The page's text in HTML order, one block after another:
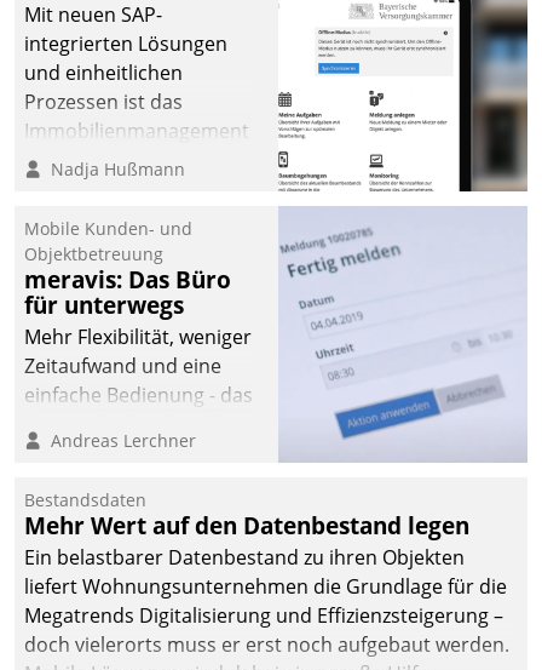
Mit neuen SAP-
integrierten Lösungen
und einheitlichen
Prozessen ist das
Immobilienmanagement
der Bayerischen
Ressort Kapitalanlage für
künftige Aufgaben und
Herausforderungen
gerüstet.
Nadja Hußmann
Mobile Kunden- und
Objektbetreuung
meravis: Das Büro
für unterwegs
Mehr Flexibilität, weniger
Zeitaufwand und eine
einfache Bedienung - das
Cockpit für mobile
Datatrain. Die meravis
Wohnungsbau- und
Immobilien GmbH hat
sich dabei für den Betrieb
der Lösung über die SAP
Cloud Platform
Andreas Lerchner
Bestandsdaten
Mehr Wert auf den Datenbestand legen
Ein belastbarer Datenbestand zu ihren Objekten
liefert Wohnungsunternehmen die Grundlage für die
Megatrends Digitalisierung und Effizienzsteigerung –
doch vielerorts muss er erst noch aufgebaut werden.